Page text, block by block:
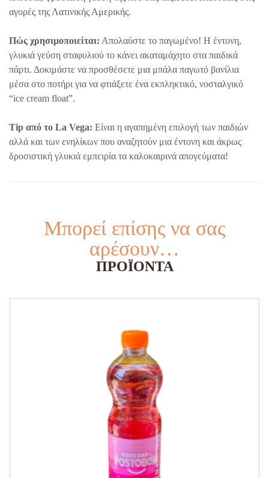
αγορές της Λατινικής Αμερικής.
Πώς χρησιμοποιείται: Απολαύστε το παγωμένο! Η έντονη,
γλυκιά γεύση σταφυλιού το κάνει ακαταμάχητο στα παιδικά
πάρτι. Δοκιμάστε να προσθέσετε μια μπάλα παγωτό βανίλια
μέσα στο ποτήρι για να φτιάξετε ένα εκπληκτικό, νοσταλγικό
“ice cream float”.
Tip από το La Vega: Είναι η αγαπημένη επιλογή των παιδιών
αλλά και των ενηλίκων που αναζητούν μια έντονη και άκρως
δροσιστική γλυκιά εμπειρία τα καλοκαιρινά απογεύματα!
Μπορεί επίσης να σας
αρέσουν…
ΠΡΟΪΌΝΤΑ